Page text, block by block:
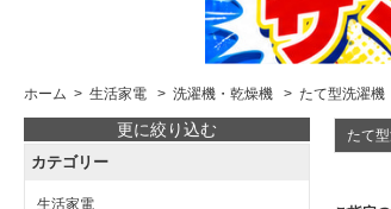
ホーム > 生活家電 > 洗濯機・乾燥機 > たて型洗濯機
更に絞り込む
カテゴリー
生活家電
たて